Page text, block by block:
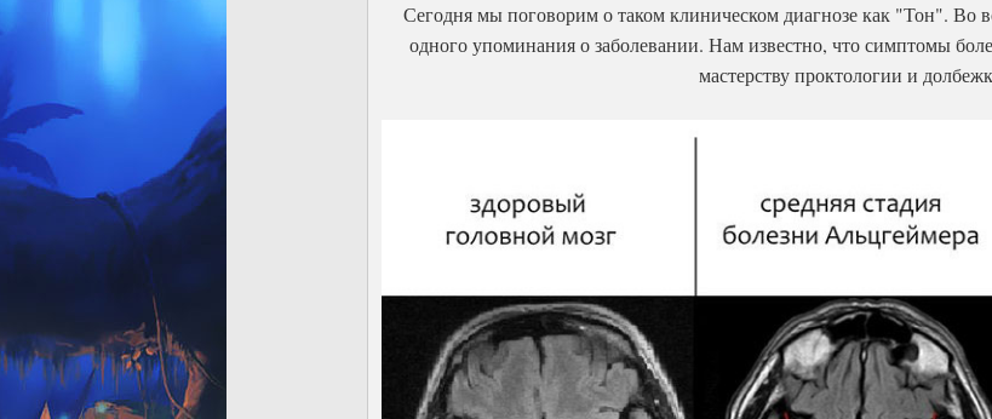
Сегодня мы поговорим о таком клиническом диагнозе как "Тон". Во
одного упоминания о заболевании. Нам известно, что симптомы
мастерству проктологии и